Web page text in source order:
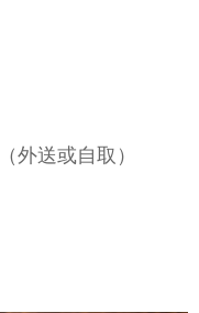
外送或自取）